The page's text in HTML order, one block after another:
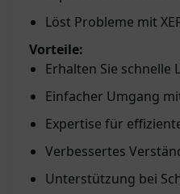
Löst Probleme mit
Vorteile:
Erhalten Sie schnelle
Einfacher Umgang
Expertise für
Verbessertes
Unterstützung bei